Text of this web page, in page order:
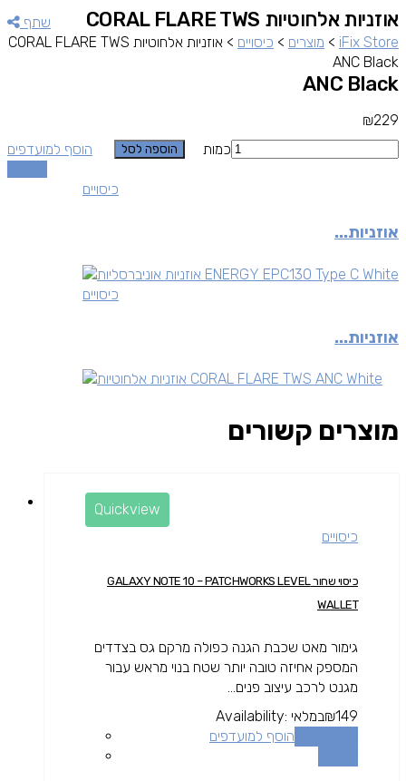
שתף
iFix Store
> מוצרים > כיסויים >
אוזניות אלחוטיות CORAL FLARE TWS
ANC Black
אוזניות אלחוטיות CORAL FLARE TWS
ANC Black
₪229
כמות
הוספה לסל
הוסף למועדפים
כיסויים
אוזניות...
כיסויים
אוזניות...
מוצרים קשורים
Quickview
כיסויים
כיסוי שחור GALAXY NOTE 10 – PATCHWORKS LEVEL
WALLET
גימור מאט שכבת הגנה כפולה מרקם גס בצדדים
המספק אחיזה טובה יותר שטח בנוי מראש עבור
מגנט לרכב עיצוב פנים...
₪149
Availability: במלאי
הוסף למועדפים